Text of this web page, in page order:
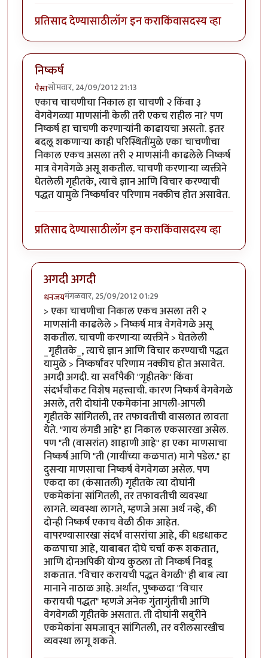
प्रतिसाद देण्यासाठीलॉग इन कराकिंवासदस्य व्हा
निष्कर्ष
पैसासोमवार, 24/09/2012 21:13
एकाच चाचणीचा निकाल हा चाचणी २ किंवा ३
वेगवेगळ्या माणसांनी केली तरी एकच राहील ना? पण
निष्कर्ष हा चाचणी करणार्‍यांनी काढायचा असतो. इतर
बदलू शकणार्‍या काही परिस्थितींमुळे एका चाचणीचा
निकाल एकच असला तरी २ माणसांनी काढलेले निष्कर्ष
मात्र वेगवेगळे असू शकतील. चाचणी करणार्‍या व्यक्तीने
घेतलेली गृहीतके, त्याचे ज्ञान आणि विचार करण्याची
पद्धत यामुळे निष्कर्षांवर परिणाम नक्कीच होत असावेत.
प्रतिसाद देण्यासाठीलॉग इन कराकिंवासदस्य व्हा
अगदी अगदी
धनंजयमंगळवार, 25/09/2012 01:29
In reply toनिष्कर्षbyपैसा
> एका चाचणीचा निकाल एकच असला तरी २
माणसांनी काढलेले > निष्कर्ष मात्र वेगवेगळे असू
शकतील. चाचणी करणार्‍या व्यक्तीने > घेतलेली
_गृहीतके_, त्याचे ज्ञान आणि विचार करण्याची पद्धत
यामुळे > निष्कर्षांवर परिणाम नक्कीच होत असावेत.
अगदी अगदी. या सर्वांपैकी "गृहीतके" किंवा
संदर्भचौकट विशेष महत्त्वाची. कारण निष्कर्ष वेगवेगळे
असले, तरी दोघांनी एकमेकांना आपली-आपली
गृहीतके सांगितली, तर तफावतीची वासलात लावता
येते. "गाय लंगडी आहे" हा निकाल एकसारखा असेल.
पण "ती (वासरांत) शाहाणी आहे" हा एका माणसाचा
निष्कर्ष आणि "ती (गायींच्या कळपात) मागे पडेल." हा
दुसर्‍या माणसाचा निष्कर्ष वेगवेगळा असेल. पण
एकदा का (कंसातली) गृहीतके त्या दोघांनी
एकमेकांना सांगितली, तर तफावतीची व्यवस्था
लागते. व्यवस्था लागते, म्हणजे असा अर्थ नव्हे, की
दोन्ही निष्कर्ष एकाच वेळी ठीक आहेत.
वापरण्यासारखा संदर्भ वासरांचा आहे, की धडधाकट
कळपाचा आहे, याबाबत दोघे चर्चा करू शकतात,
आणि दोनअपिकी योग्य कुठला तो निष्कर्ष निवडू
शकतात. "विचार करायची पद्धत वेगळी" ही बाब त्या
मानाने नाठाळ आहे. अर्थात, पुष्कळदा "विचार
करायची पद्धत" म्हणजे अनेक गुंतागुंतीची आणि
वेगवेगळी गृहीतके असतात. ती दोघांनी सबुरीने
एकमेकांना समजावून सांगितली, तर वरीलसारखीच
व्यवस्था लागू शकते.